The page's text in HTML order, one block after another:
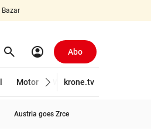
Bazar
search Suchen
account_circle Abo
Motor Wirtschaft
krone.tv
Austria goes Zrce